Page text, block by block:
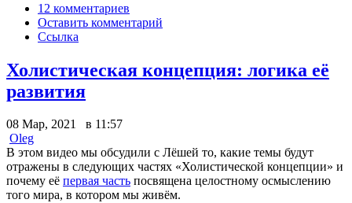
12 комментариев
Оставить комментарий
Ссылка
Холистическая концепция: логика её
развития
08 Мар, 2021 в 11:57
Oleg
В этом видео мы обсудили с Лёшей то, какие темы будут
отражены в следующих частях «Холистической концепции» и
почему её первая часть посвящена целостному осмыслению
того мира, в котором мы живём.